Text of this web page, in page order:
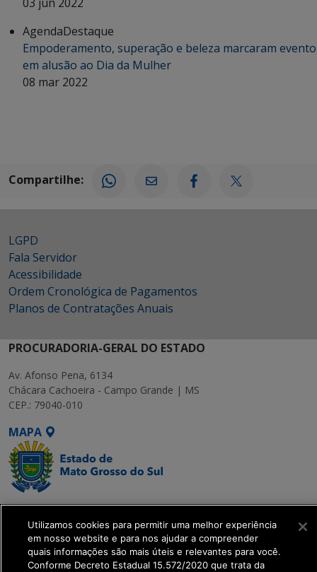
AgendaDestaque
Empoderamento, superação e beleza marcaram evento
em alusão ao Dia da Mulher
08 mar 2022
Compartilhe:
LGPD
Fala Servidor
Acessibilidade
Ordem Cronológica de Pagamentos
Planos de Contratações Anuais
PROCURADORIA-GERAL DO ESTADO
Av. Afonso Pena, 6134
Chácara Cachoeira - Campo Grande | MS
CEP.: 79040-010
MAPA
SETDIG | Secretaria-
Executiva de
Transformação Digital
Utilizamos cookies para permitir uma melhor experiência
em nosso website e para nos ajudar a compreender
quais informações são mais úteis e relevantes para você.
Conforme Decreto Estadual 15.572/2020 que trata da